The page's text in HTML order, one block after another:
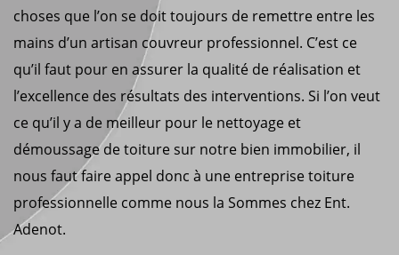
choses que l’on se doit toujours de remettre entre les
mains d’un artisan couvreur professionnel. C’est ce
qu’il faut pour en assurer la qualité de réalisation et
l’excellence des résultats des interventions. Si l’on veut
ce qu’il y a de meilleur pour le nettoyage et
démoussage de toiture sur notre bien immobilier, il
nous faut faire appel donc à une entreprise toiture
professionnelle comme nous la Sommes chez Ent.
Adenot.